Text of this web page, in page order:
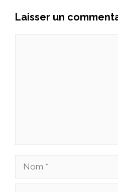
Laisser un
Nom